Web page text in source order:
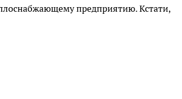
предприятию. Кстати,